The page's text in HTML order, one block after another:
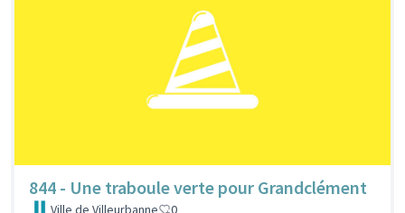
844 - Une traboule verte pour Grandclément
Ville de Villeurbanne 0